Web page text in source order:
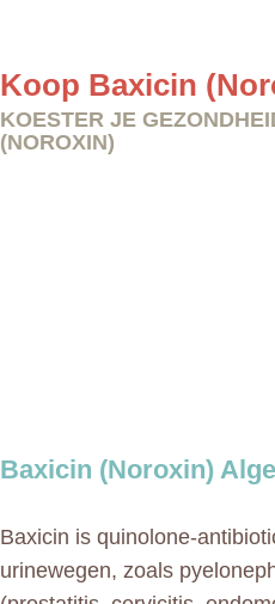
Koop Baxicin
KOESTER JE
(NOROXIN)
Baxicin (Noroxin)
Baxicin is quinolone-
urinewegen, zoals